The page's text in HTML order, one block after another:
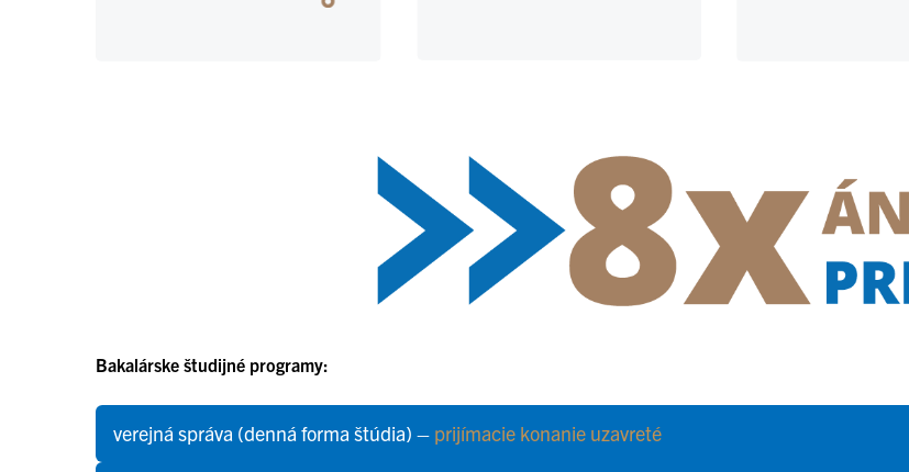
Bakalárske študijné programy:
verejná správa (denná forma štúdia) – prijímacie konanie uzavreté